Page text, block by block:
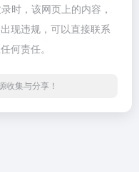
时，该网页上的内容，
现违规，可以直接联系
何责任。
收集与分享！